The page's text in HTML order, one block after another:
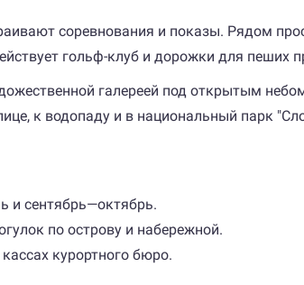
соревнования и показы. Рядом
гольф-клуб и дорожки для пеших
галереей под открытым
к водопаду и в национальный парк
и сентябрь—октябрь.
по острову и набережной.
курортного бюро.